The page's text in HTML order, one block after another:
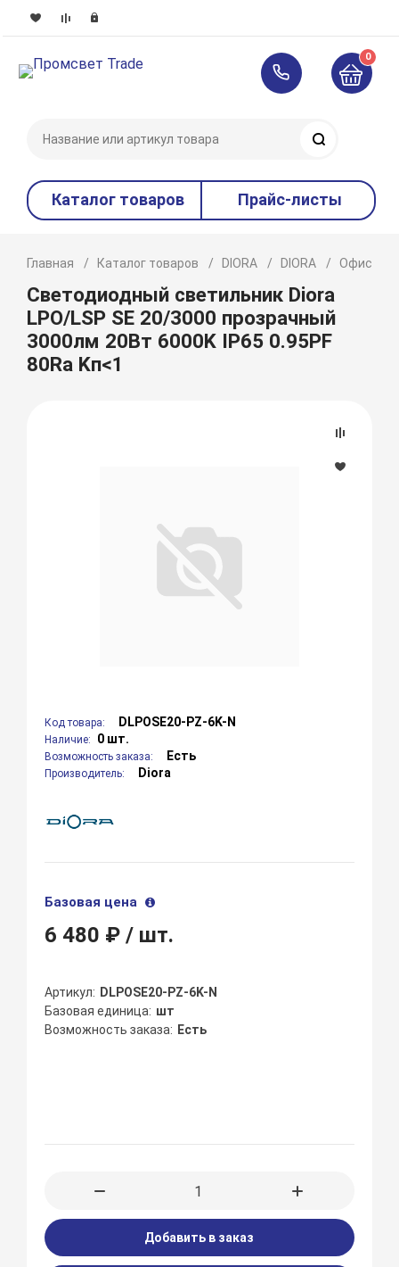
0
Каталог товаров Прайс-листы
Главная Каталог товаров DIORA DIORA Офисное
Светодиодный светильник Diora
LPO/LSP SE 20/3000 прозрачный
3000лм 20Вт 6000K IP65 0.95PF
80Ra Kп<1
Код товара: DLPOSE20-PZ-6K-N
Наличие: 0 шт.
Возможность заказа: Есть
Производитель: Diora
Базовая цена
6 480 ₽/ шт.
Артикул
DLPOSE20-PZ-6K-N
Базовая единица шт
Возможность заказа
Есть
Добавить в заказ